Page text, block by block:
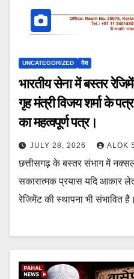
UNCATEGORIZED देश
भारतीय सेना में बस्तर
गृह मंत्री विजय शर्मा के
का महत्वपूर्ण पत्र।
JULY 28, 2026 ALOK
छत्तीसगढ़ के बस्तर संभाग में
सकारात्मक प्रयास यदि आकार
रेजिमेंट की स्थापना भी संभावित